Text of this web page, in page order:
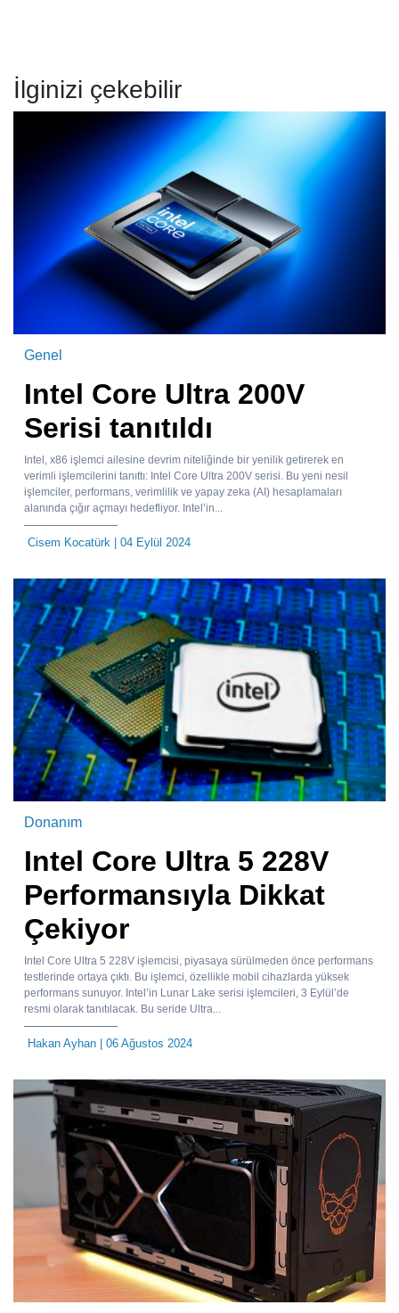
İlginizi çekebilir
Genel
Intel Core Ultra 200V
Serisi tanıtıldı
Intel, x86 işlemci ailesine devrim niteliğinde bir yenilik getirerek en
verimli işlemcilerini tanıttı: Intel Core Ultra 200V serisi. Bu yeni nesil
işlemciler, performans, verimlilik ve yapay zeka (AI) hesaplamaları
alanında çığır açmayı hedefliyor. Intel’in...
Cisem Kocatürk | 04 Eylül 2024
Donanım
Intel Core Ultra 5 228V
Performansıyla Dikkat
Çekiyor
Intel Core Ultra 5 228V işlemcisi, piyasaya sürülmeden önce performans
testlerinde ortaya çıktı. Bu işlemci, özellikle mobil cihazlarda yüksek
performans sunuyor. Intel’in Lunar Lake serisi işlemcileri, 3 Eylül’de
resmi olarak tanıtılacak. Bu seride Ultra...
Hakan Ayhan | 06 Ağustos 2024